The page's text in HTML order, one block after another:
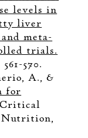
levels in
liver
meta-
trials.
570.
A., &
for
Critical
Nutrition,